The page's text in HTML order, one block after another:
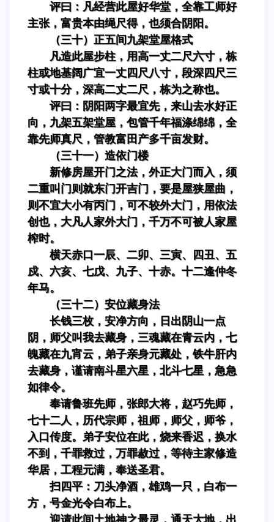
评曰：凡经营此屋好华堂，全靠工师好
主张，富贵本由绳尺得，也须合阴阳。
（三十）正五间九架堂屋格式
凡造此屋步柱，用高一丈二尺六寸，栋
柱或地基阔广宜一丈四尺八寸，段深四尺三
寸或十分，深高二丈二尺，栋为之称也。
评曰：阴阳两字最宜先，来山去水好正
向，九架五架堂屋，包管千年福涤绵绵，全
靠先师真尺，管教富田产多千亩发财。
（三十一）造依门楼
新修房屋开门之法，外正大门而入，须
二重叫门则就东门开吉门，要是屋狭屋曲，
则不宜大小有丙门，可不较外大门，用依法
创也，大凡人家外大门，千万不可被人家屋
榨时。
横天赤口一辰、二卯、三寅、四丑、五
戍、六亥、七戊、九子、十赤。十二逢仲冬
年马。
（三十二）安位藏身法
长钱三枚，安净方向，日出阴山一点
阴，师父叫我去藏身，三魂藏在青云内，七
魄藏在九宵云，弟子亲身元藏处，铁牛肝内
去藏身，谨请南斗星六星，北斗七星，急急
如律令。
奉请鲁班先师，张郎大将，赵巧先师，
七十二人，历代宗师，祖师，师父，师爷，
入口传度。弟子安位在此，烧来香迟，换水
不到，千罪救过，万罪赦过，等待主家修造
华居，工程元满，奉送圣君。
扫四平：刀头净酒，雄鸡一只，白布一
方，号金光令白布上。
迎请此间土地神之最灵，通天大地，出